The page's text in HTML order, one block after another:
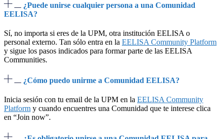
¿Puede unirse cualquier persona a una Comunidad
EELISA?
Sí, no importa si eres de la UPM, otra institución EELISA o
personal externo. Tan sólo entra en la EELISA Community Platform
y sigue los pasos indicados para formar parte de las EELISA
Communities.
¿Cómo puedo unirme a Comunidad EELISA?
Inicia sesión con tu email de la UPM en la EELISA Community
Platform y cuando encuentres una Comunidad que te interese clica
en “Join now”.